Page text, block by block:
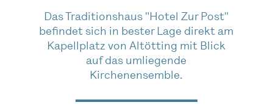
Das Traditionshaus "Hotel Zur Post"
befindet sich in bester Lage direkt am
Kapellplatz von Altötting mit Blick
auf das umliegende
Kirchenensemble.